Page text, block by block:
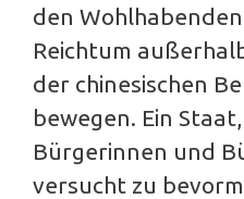
den
Reichtum
der chinesischen
bewegen. Ein
Bürgerinnen und
versucht zu